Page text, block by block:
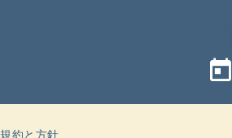
today
規約と方針